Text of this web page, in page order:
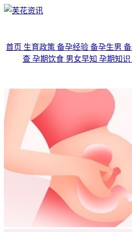
首页 生育政策 备孕经验 备孕生男
查 孕期饮食 男女早知 孕期知识